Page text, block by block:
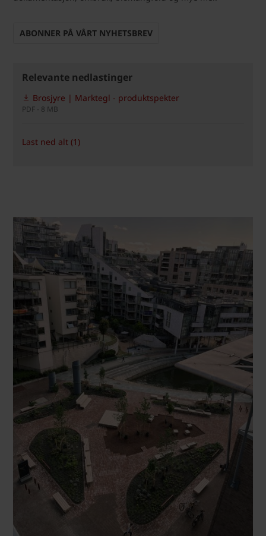
ABONNER PÅ VÅRT NYHETSBREV
Relevante nedlastinger
Brosjyre | Marktegl - produktspekter
PDF - 8 MB
Last ned alt (1)